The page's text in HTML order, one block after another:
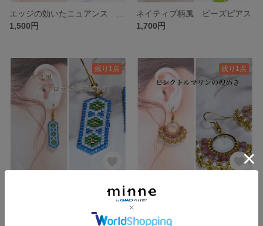
1,500円
ネイティブ柄風 ビーズピアス
1,700円
残り1点
タイル風ビーズピアス
残り1点
ピンクトルマリンの煌めき
1,700円